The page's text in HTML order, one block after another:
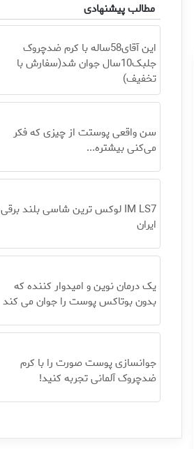
مطالب پیشنهادی
این آقای58ساله با کرم ضدچروک
جلبک10سال جوان شد(سفارش با
تخفیف)
سن واقعی پوستت از چیزی که فکر
می‌کنی بیشتره...
IM LS7 لوکس ترین شاسی بلند برقی
ایران
یک درمان نوین و امیدوار کننده که
بدون بوتاکس پوست را جوان می کند
جوانسازی پوست صورت را با کرم
ضدچروک آلمانی تجربه کنید!